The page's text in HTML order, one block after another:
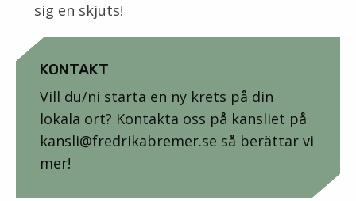
sig en skjuts!
KONTAKT
Vill du/ni starta en ny krets på din
lokala ort? Kontakta oss på kansliet på
kansli@fredrikabremer.se så berättar vi
mer!